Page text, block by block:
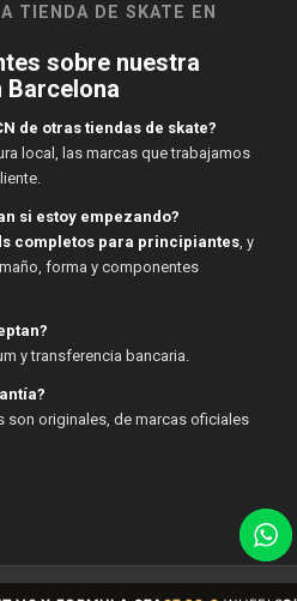
TIENDA DE SKATE EN
sobre nuestra
Barcelona
de otras tiendas de skate?
local, las marcas que trabajamos
si estoy empezando?
completos para principiantes, y
forma y componentes
y transferencia bancaria.
originales, de marcas oficiales